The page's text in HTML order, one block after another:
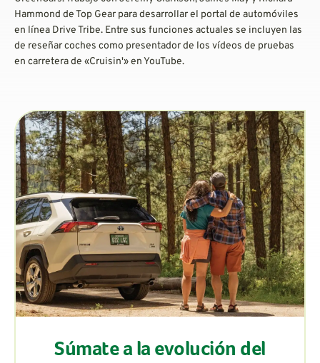
Hammond de Top Gear para desarrollar el portal de automóviles
en línea Drive Tribe. Entre sus funciones actuales se incluyen las
de reseñar coches como presentador de los vídeos de pruebas
en carretera de «Cruisin'» en YouTube.
Súmate a la evolución del